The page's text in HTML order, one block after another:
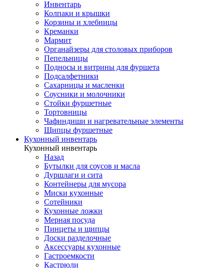
Инвентарь
Колпаки и крышки
Корзины и хлебницы
Креманки
Мармит
Органайзеры для столовых приборов
Пепельницы
Подносы и витрины для фуршета
Подсалфетники
Сахарницы и масленки
Соусники и молочники
Стойки фуршетные
Тортовницы
Чафиндиши и нагревательные элементы
Щипцы фуршетные
Кухонный инвентарь
Кухонный инвентарь
Назад
Бутылки для соусов и масла
Дуршлаги и сита
Контейнеры для мусора
Миски кухонные
Сотейники
Кухонные ложки
Мерная посуда
Пинцеты и щипцы
Доски разделочные
Аксессуары кухонные
Гастроемкости
Кастрюли